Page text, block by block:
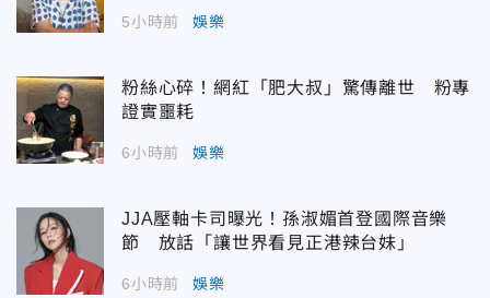
5小時前 娛樂
粉絲心碎！網紅「肥大叔」驚傳離世 粉專
證實噩耗
6小時前 娛樂
JJA壓軸卡司曝光！孫淑媚首登國際音樂
節 放話「讓世界看見正港辣台妹」
6小時前 娛樂